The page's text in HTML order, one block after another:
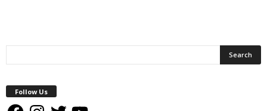
Follow Us
FacebookInstagram
Twitter YouTube